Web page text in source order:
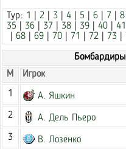
Тур: 1 |2 3 |4 5 |6 7 |8
35
36 37 38 39 40 41
68 69 70 71 72 73
Бомбардиры
М
Игрок
1
А. Яшкин
2 А. Дель Пьеро
3 В. Лозенко